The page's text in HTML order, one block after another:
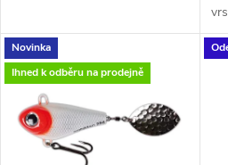
k
t
ů
u
k
t
Novinka
Ihned k odběru na prodejně